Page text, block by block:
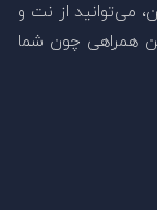
می‌توانید از نت و
همراهی چون شما